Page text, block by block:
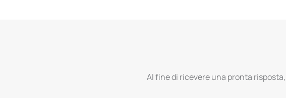
Al fine di ricevere una pronta